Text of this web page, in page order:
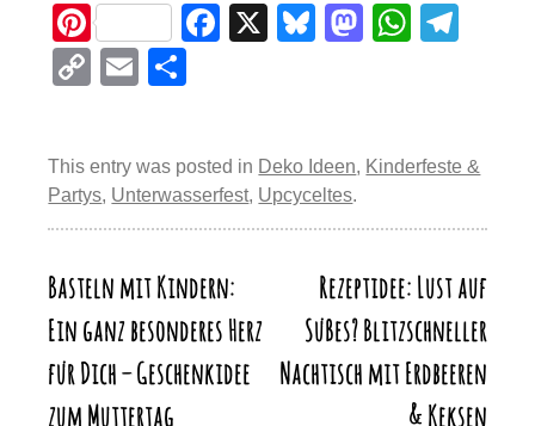
Pi
nt
er
st
F
b
o
k
X
Bl
y
M
d
W
A a
C
y
Li
k
E
n
This entry was posted in Deko Ideen, Kinderfeste &
Partys, Unterwasserfest, Upcyceltes.
Beitragsnavigation
Basteln mit Kindern:
Ein ganz besonderes Herz
für Dich – Geschenkidee
zum Muttertag
Rezeptidee: Lust auf
Süßes? Blitzschneller
Nachtisch mit Erdbeeren
& Keksen